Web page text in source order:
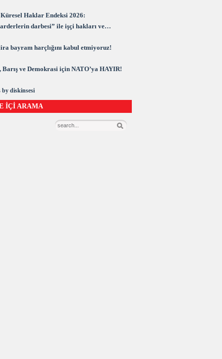
Haklar Endeksi 2026:
darbesi” ile işçi hakları ve
bayram harçlığını kabul etmiyoruz!
Barış ve Demokrasi için NATO’ya HAYIR!
by diskinsesi
İÇİ ARAMA